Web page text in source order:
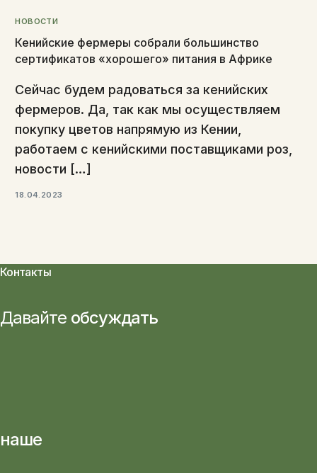
НОВОСТИ
Кенийские фермеры собрали большинство
сертификатов «хорошего» питания в Африке
Сейчас будем радоваться за кенийских
фермеров. Да, так как мы осуществляем
покупку цветов напрямую из Кении,
работаем с кенийскими поставщиками роз,
новости […]
18.04.2023
Контакты
Давайте обсуждать
наше